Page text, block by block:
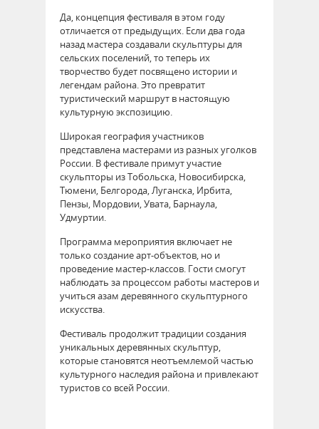
Да, концепция фестиваля в этом году
отличается от предыдущих. Если два года
назад мастера создавали скульптуры для
сельских поселений, то теперь их
творчество будет посвящено истории и
легендам района. Это превратит
туристический маршрут в настоящую
культурную экспозицию.
Широкая география участников
представлена мастерами из разных уголков
России. В фестивале примут участие
скульпторы из Тобольска, Новосибирска,
Тюмени, Белгорода, Луганска, Ирбита,
Пензы, Мордовии, Увата, Барнаула,
Удмуртии.
Программа мероприятия включает не
только создание арт-объектов, но и
проведение мастер-классов. Гости смогут
наблюдать за процессом работы мастеров и
учиться азам деревянного скульптурного
искусства.
Фестиваль продолжит традиции создания
уникальных деревянных скульптур,
которые становятся неотъемлемой частью
культурного наследия района и привлекают
туристов со всей России.